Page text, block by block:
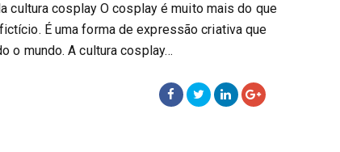
cultura cosplay O cosplay é muito mais do que
É uma forma de expressão criativa que
o mundo. A cultura cosplay…